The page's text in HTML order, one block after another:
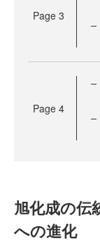
Page 3
Page 4
旭化成の伝
への進化